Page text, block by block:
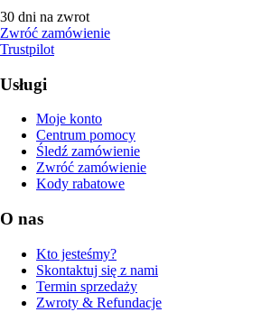
30 dni na zwrot
Zwróć zamówienie
Trustpilot
Usługi
Moje konto
Centrum pomocy
Śledź zamówienie
Zwróć zamówienie
Kody rabatowe
O nas
Kto jesteśmy?
Skontaktuj się z nami
Termin sprzedaży
Zwroty & Refundacje